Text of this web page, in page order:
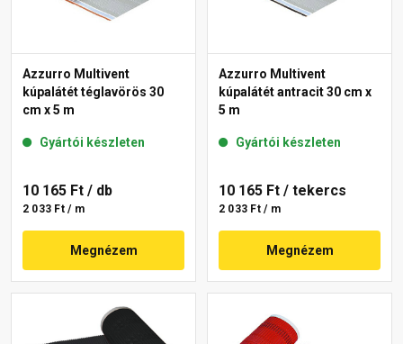
Azzurro Multivent
kúpalátét téglavörös 30
cm x 5 m
Gyártói készleten
10 165 Ft / db
2 033 Ft / m
Megnézem
Azzurro Multivent
kúpalátét antracit 30 cm x
5 m
Gyártói készleten
10 165 Ft / tekercs
2 033 Ft / m
Megnézem